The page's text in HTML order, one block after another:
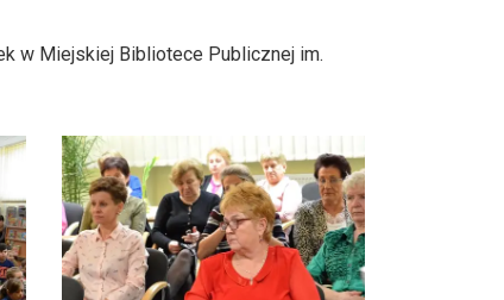
w Miejskiej Bibliotece Publicznej im.